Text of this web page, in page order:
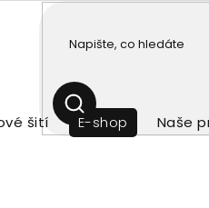
HLEDAT
šití E-shop Naše